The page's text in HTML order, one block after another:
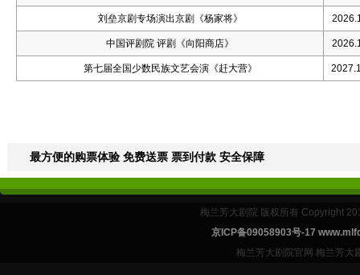
刘垒京剧专场演出京剧《杨家将》
中国评剧院 评剧《向阳商店》
第七届全国少数民族文艺会演《赶大营》
最方便的购票体验 免费送票 票到付款 安全保障
梅兰芳大剧院 版权所有 Copyright
京ICP备09058903号-17
梅兰芳大剧院官网 梅兰芳大